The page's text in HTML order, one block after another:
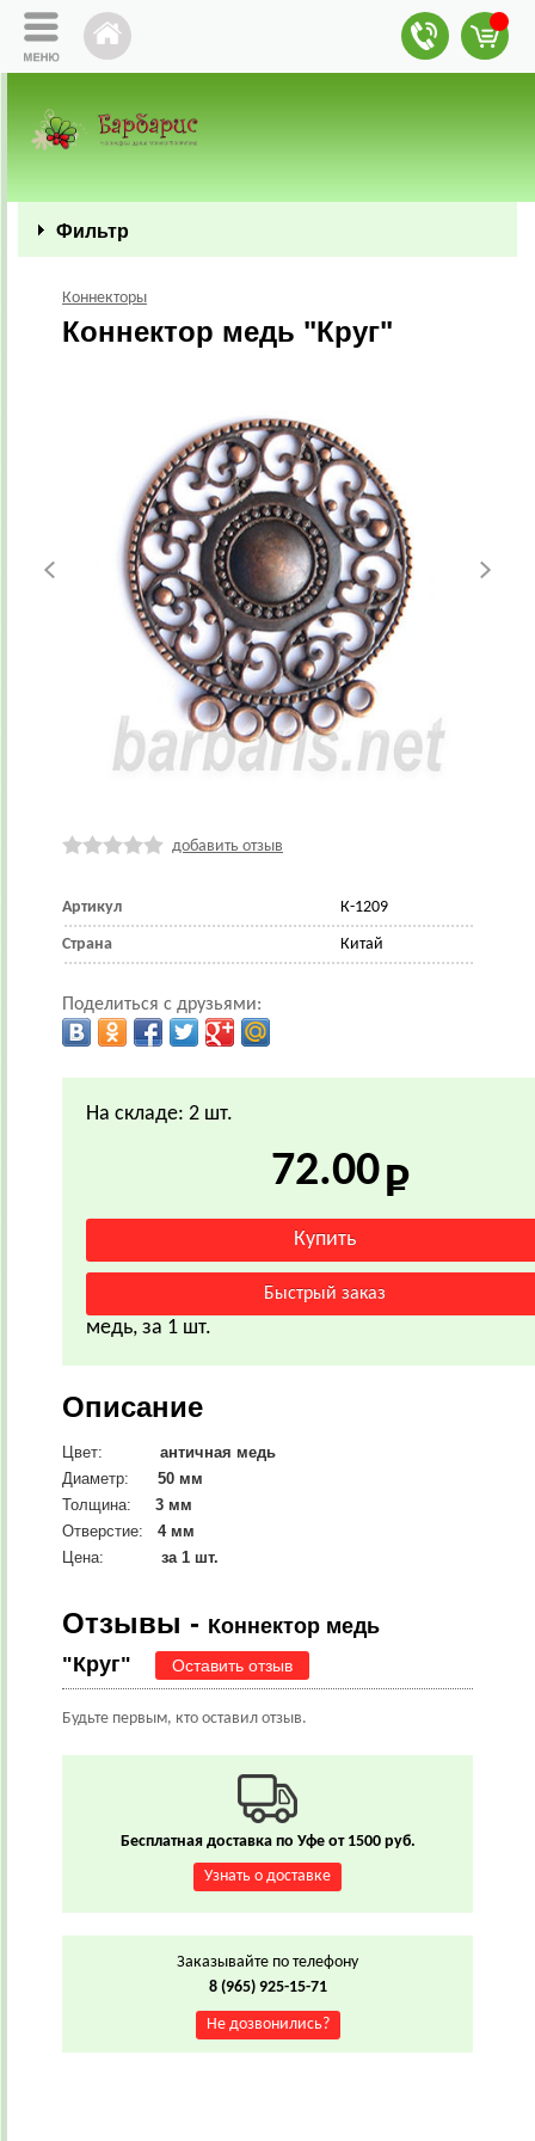
Фильтр
Коннекторы
Коннектор медь "Круг"
добавить отзыв
Артикул К-1209
Страна Китай
Поделиться с друзьями:
На складе: 2 шт.
72.00
медь, за 1 шт.
Описание
Цвет: античная медь
Диаметр: 50 мм
Толщина: 3 мм
Отверстие: 4 мм
Цена:
за 1 шт.
Отзывы - Коннектор медь
"Круг"
Оставить отзыв
Будьте первым, кто оставил отзыв.
Бесплатная доставка по Уфе от 1500 руб.
Узнать о доставке
Заказывайте по телефону
8 (965) 925-15-71
Не дозвонились?